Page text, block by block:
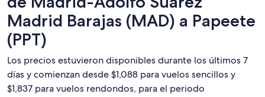
Madrid Barajas (MAD) a Papeete
(PPT)
Los precios estuvieron disponibles durante los últimos 7
días y comienzan desde $1,088 para vuelos sencillos y
$1,837 para vuelos rendondos, para el periodo